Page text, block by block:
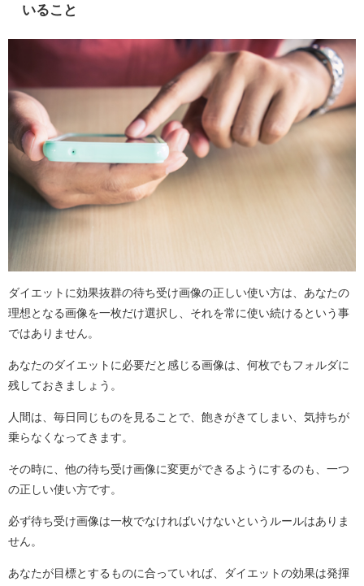
いること
ダイエットに効果抜群の待ち受け画像の正しい使い方は、あなたの
理想となる画像を一枚だけ選択し、それを常に使い続けるという事
ではありません。
あなたのダイエットに必要だと感じる画像は、何枚でもフォルダに
残しておきましょう。
人間は、毎日同じものを見ることで、飽きがきてしまい、気持ちが
乗らなくなってきます。
その時に、他の待ち受け画像に変更ができるようにするのも、一つ
の正しい使い方です。
必ず待ち受け画像は一枚でなければいけないというルールはありま
せん。
あなたが目標とするものに合っていれば、ダイエットの効果は発揮